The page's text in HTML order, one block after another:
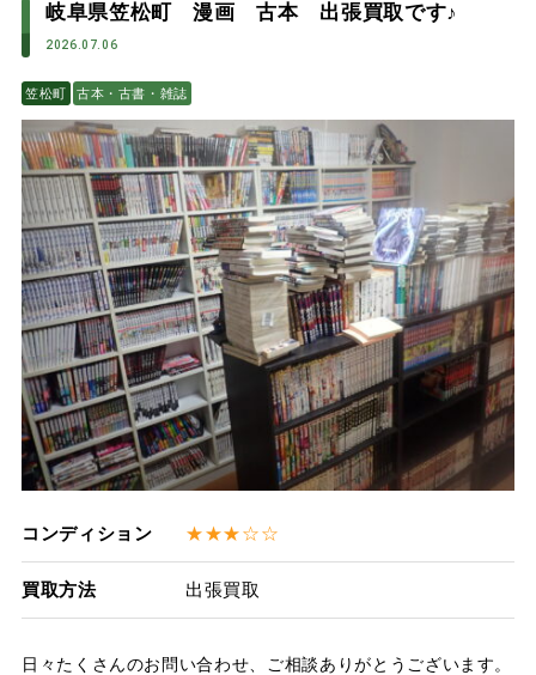
岐阜県笠松町 漫画 古本 出張買取です♪
2026.07.06
笠松町 古本・古書・雑誌
コンディション ★★★☆☆
買取方法 出張買取
日々たくさんのお問い合わせ、ご相談ありがとうございます。